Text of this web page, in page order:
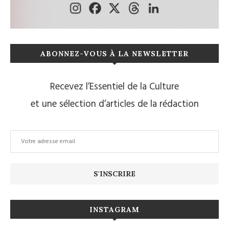
ABONNEZ-VOUS À LA NEWSLETTER
Recevez l’Essentiel de la Culture
et une sélection d’articles de la rédaction
INSTAGRAM